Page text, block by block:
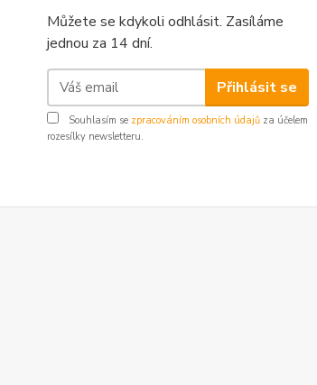
Můžete se kdykoli odhlásit. Zasíláme
jednou za 14 dní.
Přihlásit se
Souhlasím se zpracováním osobních údajů za účelem
rozesílky newsletteru.